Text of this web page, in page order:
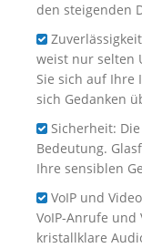
den steigenden
weist nur selten
Sie sich auf Ihre
sich Gedanken
Sicherheit:
Bedeutung.
Ihre sensiblen
VoIP und
VoIP-Anrufe
kristallklare